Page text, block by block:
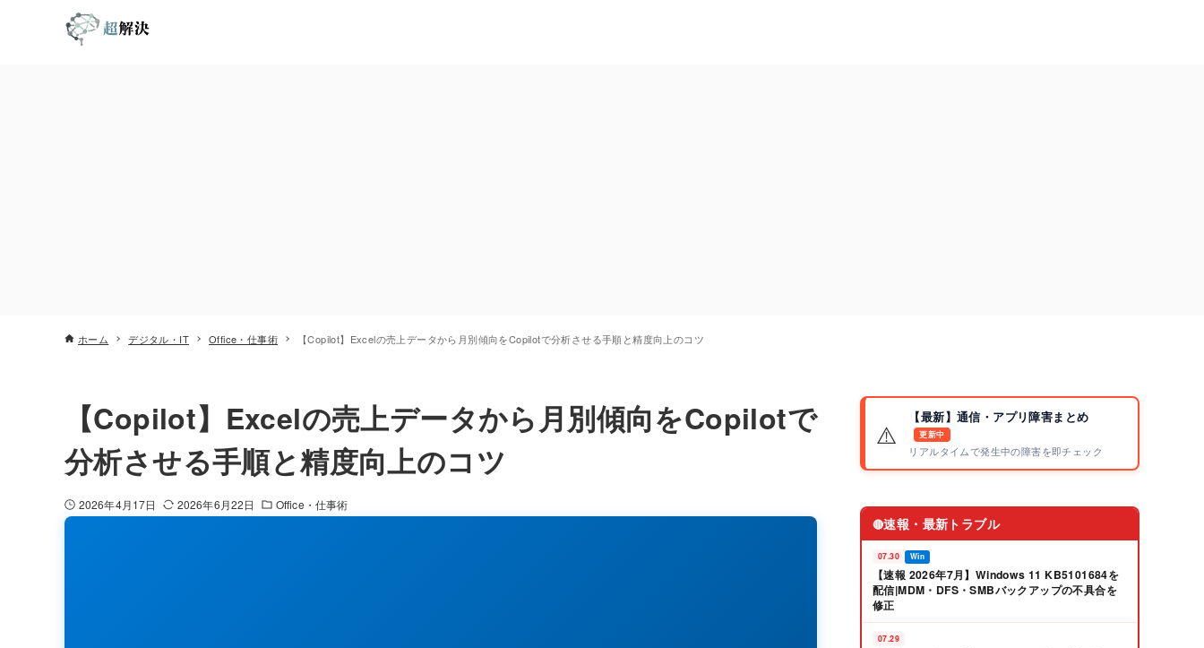
ホーム デジタル・IT Office・仕事術 【Copilot】Excelの売上データから月別傾向をCopilotで分析させる手順と精度向上のコツ
【Copilot】Excelの売上データから月別傾向をCopilotで
分析させる手順と精度向上のコツ
2026年4月17日 2026年6月22日 Office・仕事術
⚠️ 【最新】通信・アプリ障害まとめ
更新中
リアルタイムで発生中の障害を即チェック
🔴速報・最新トラブル
07.30 Win
【速報 2026年7月】Windows 11 KB5101684を
配信|MDM・DFS・SMBバックアップの不具合を
修正
07.29